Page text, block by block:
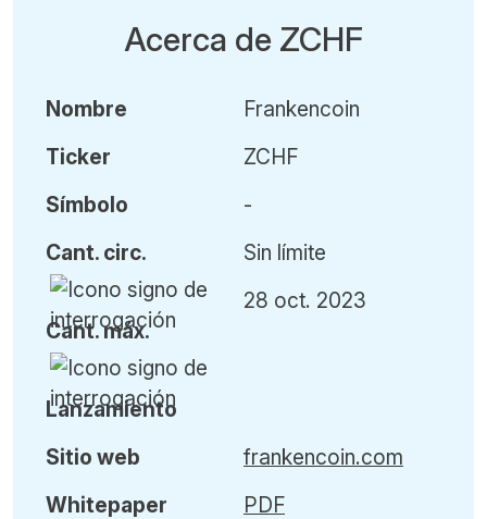
Acerca de ZCHF
Nombre
Ticker
Símbolo
Cant. circ.
Cant.máx.
Lanzamiento
Frankencoin
ZCHF
-
Sin límite
28 oct. 2023
Sitio web
Whitepaper
frankencoin.com
PDF